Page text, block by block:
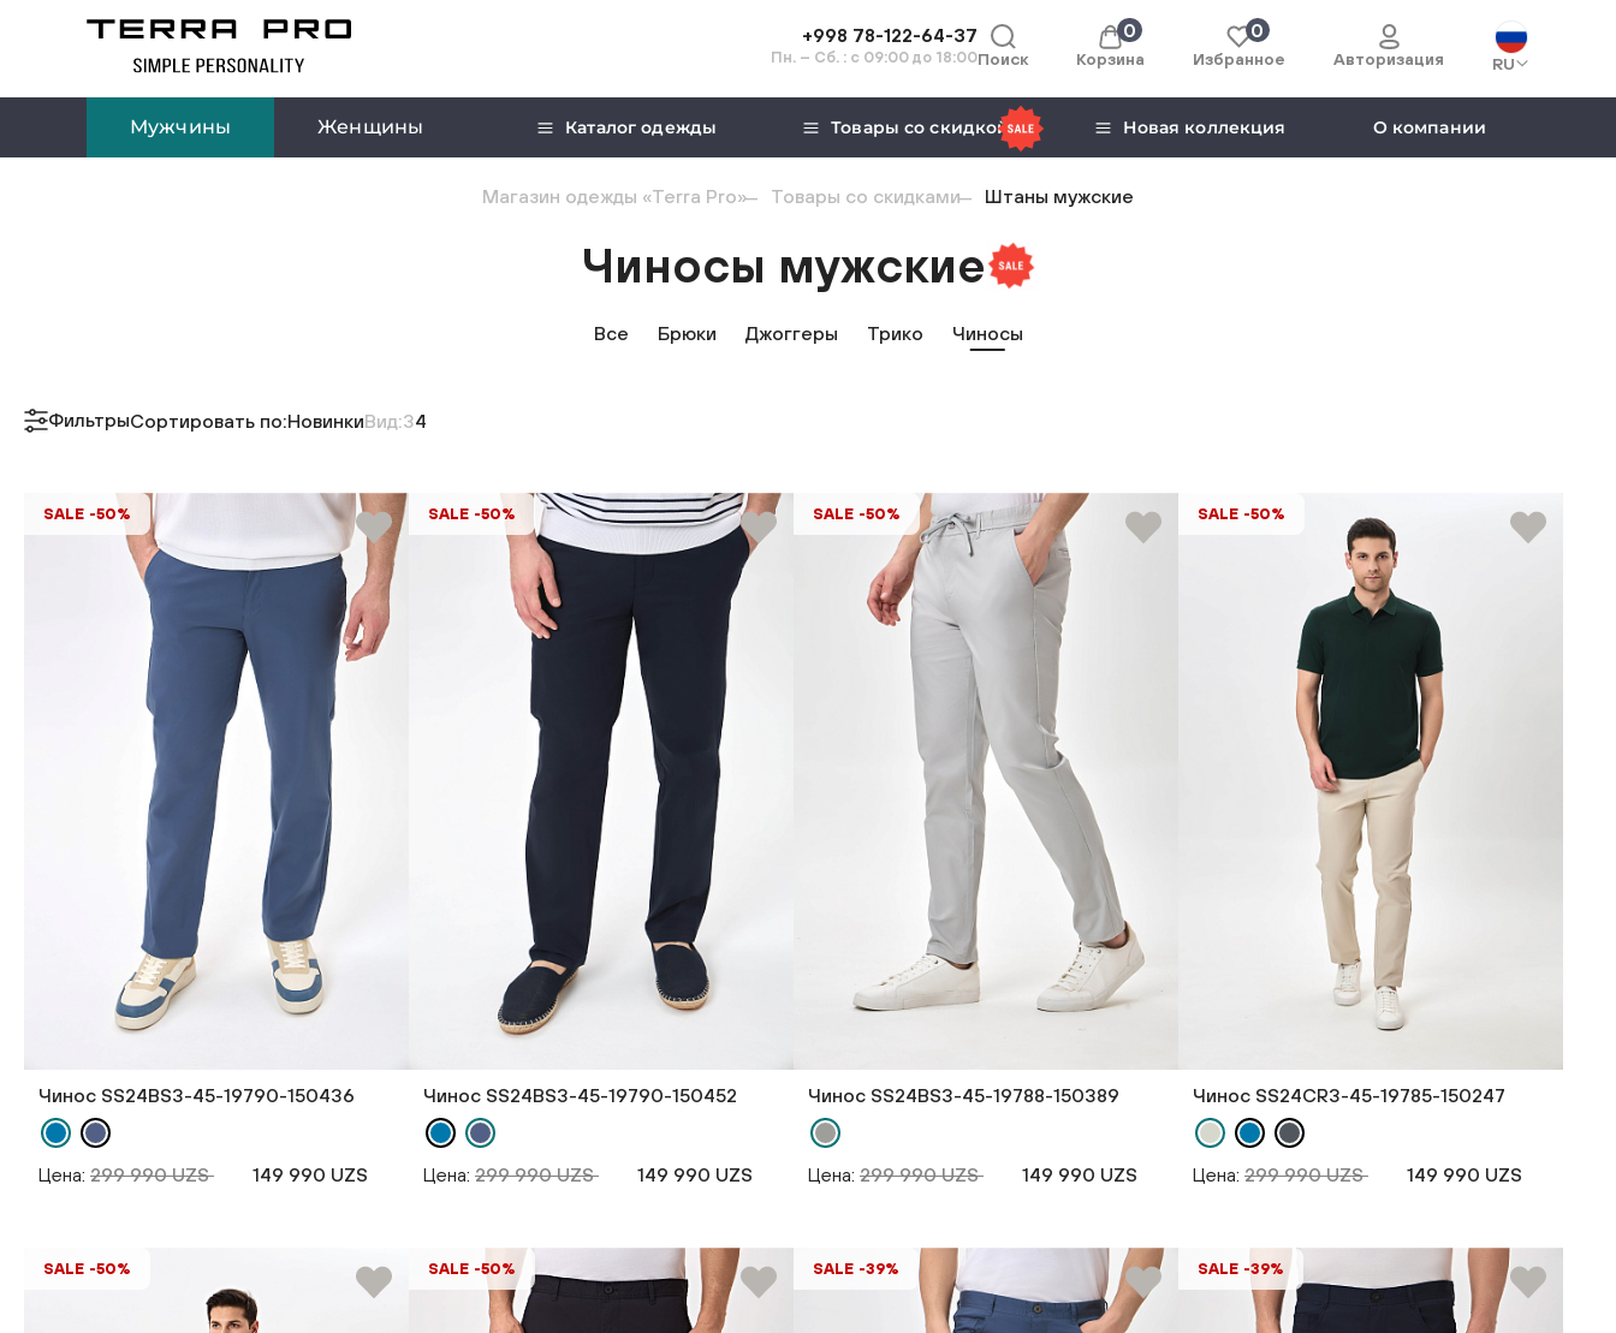
+998 78-122-64-37
Пн. – Сб. : с 09:00 до 18:00Поиск Корзина
0 0
Избранное Авторизация RU
Мужчины Женщины Каталог одежды Товары со скидкой Новая коллекция О компании
Магазин одежды «Terra Pro» Товары со скидками Штаны мужские
Чиносы мужские
Все Брюки Джоггеры Трико Чиносы
ФильтрыСортировать по:НовинкиВид:34
SALE -50%
Чинос SS24BS3-45-19790-150436
Цена: 299 990 UZS 149 990 UZS
SALE -50%
Чинос SS24BS3-45-19790-150452
Цена: 299 990 UZS 149 990 UZS
SALE -50%
Чинос SS24BS3-45-19788-150389
Цена: 299 990 UZS 149 990 UZS
SALE -50%
Чинос SS24CR3-45-19785-150247
Цена: 299 990 UZS 149 990 UZS
SALE -50% SALE -50% SALE -39% SALE -39%